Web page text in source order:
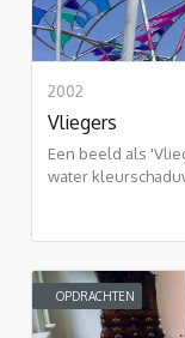
2002
Vliegers
Een beeld als
water
OPDRACHTEN